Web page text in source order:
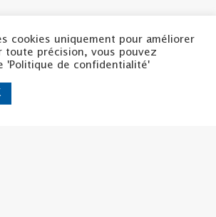
cookies uniquement pour améliorer
toute précision, vous pouvez
'Politique de confidentialité'